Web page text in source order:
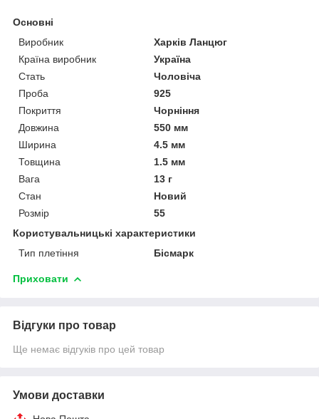
Основні
Виробник
Харків Ланцюг
Країна виробник
Україна
Стать
Чоловіча
Проба
925
Покриття
Чорніння
Довжина
550 мм
Ширина
4.5 мм
Товщина
1.5 мм
Вага
13 г
Стан
Новий
Розмір
55
Користувальницькі характеристики
Тип плетіння
Бісмарк
Приховати
Відгуки про товар
Ще немає відгуків про цей товар
Умови доставки